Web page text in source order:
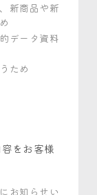
新商品や新
データ資料
ため
をお客様
お知らせい